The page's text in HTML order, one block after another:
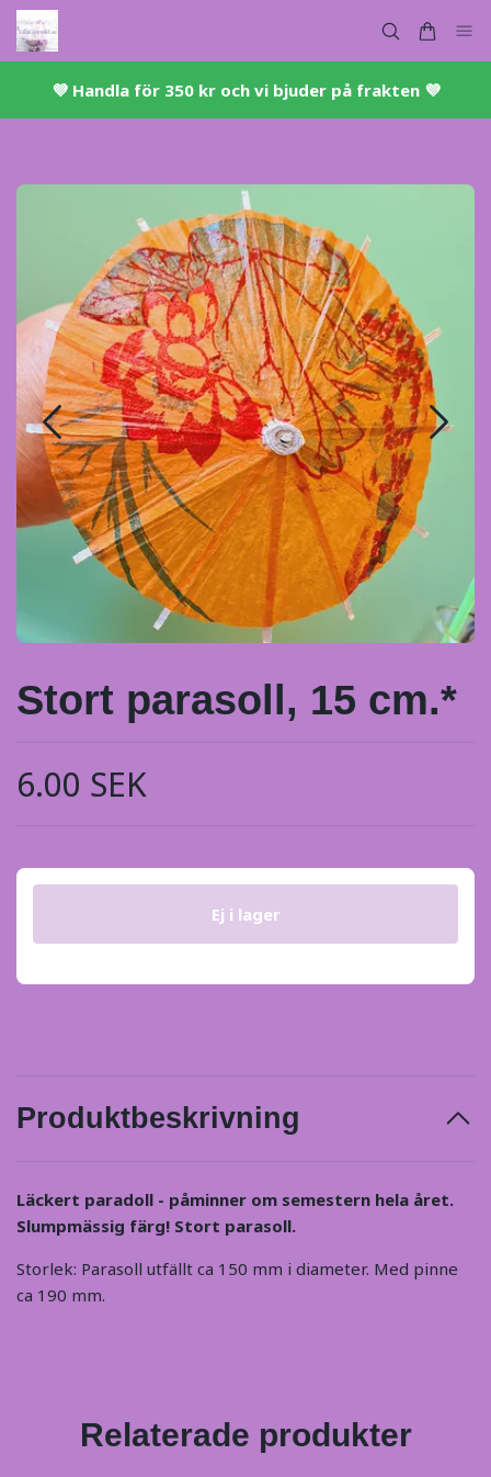
💜 ​Handla för 350 kr och vi bjuder på frakten 💜​
Stort parasoll, 15 cm.*
6.00 SEK
Ej i lager
Produktbeskrivning
Läckert paradoll - påminner om semestern hela året.
Slumpmässig färg! Stort parasoll.
Storlek: Parasoll utfällt ca 150 mm i diameter. Med pinne
ca 190 mm.
Relaterade produkter